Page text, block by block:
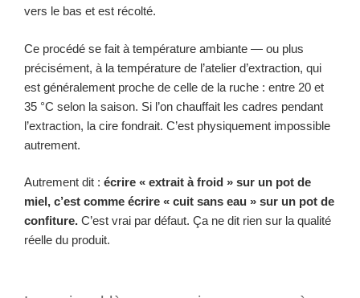
vers le bas et est récolté.
Ce procédé se fait à température ambiante — ou plus
précisément, à la température de l’atelier d’extraction, qui
est généralement proche de celle de la ruche : entre 20 et
35 °C selon la saison. Si l’on chauffait les cadres pendant
l’extraction, la cire fondrait. C’est physiquement impossible
autrement.
Autrement dit : écrire « extrait à froid » sur un pot de
miel, c’est comme écrire « cuit sans eau » sur un pot de
confiture. C’est vrai par défaut. Ça ne dit rien sur la qualité
réelle du produit.